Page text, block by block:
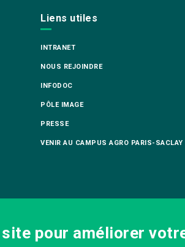
Liens utiles
INTRANET
NOUS REJOINDRE
INFODOC
PÔLE IMAGE
PRESSE
VENIR AU CAMPUS AGRO PARIS-SACLAY
pour améliorer